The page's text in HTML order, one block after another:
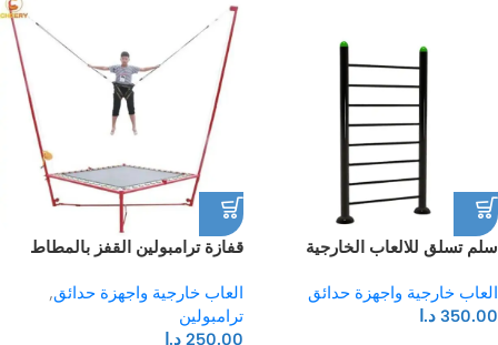
سلم تسلق للالعاب الخارجية
العاب خارجية واجهزة حدائق
350.00 د.ا
قفازة ترامبولين القفز بالمطاط
العاب خارجية واجهزة حدائق,
ترامبولين
250.00 د.ا